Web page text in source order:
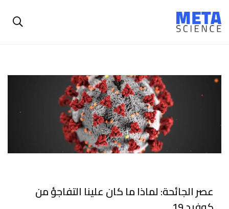
عصر الجائحة: لماذا ما كان علينا التفاجؤ من